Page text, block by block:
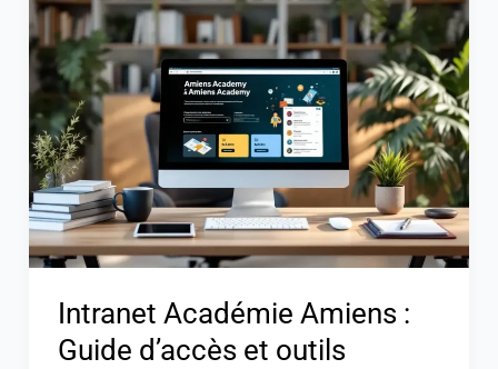
Intranet Académie Amiens :
Guide d’accès et outils
Académie
Amiens
:
Guide
d’accès
et
outils
pratiques